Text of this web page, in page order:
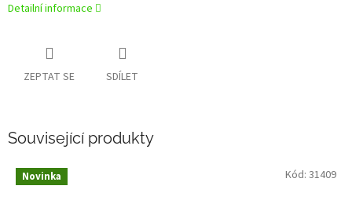
Detailní informace
ZEPTAT SE SDÍLET
Související produkty
Novinka Kód: 31409